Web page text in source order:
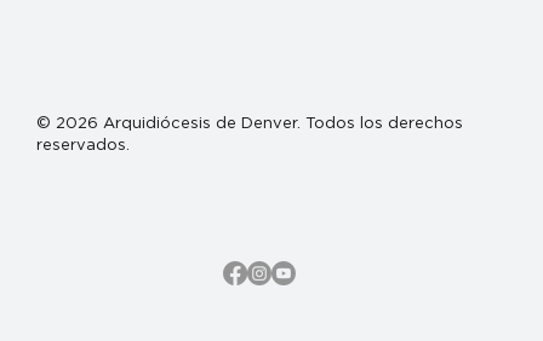
© 2026 Arquidiócesis de Denver. Todos los derechos
reservados.